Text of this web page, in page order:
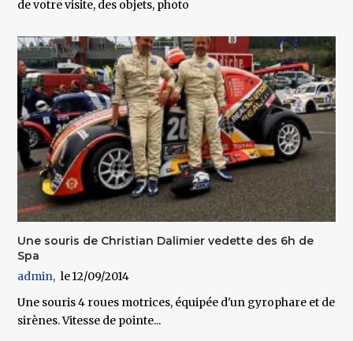
de votre visite, des objets, photo
Une souris de Christian Dalimier vedette des 6h de
Spa
admin
12/09/2014
Une souris 4 roues motrices, équipée d'un gyrophare et de
sirènes. Vitesse de pointe...